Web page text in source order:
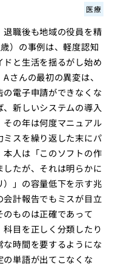
医療
職後も地域の役員を精
）の事例は、軽度認知
と生活を揺るがし始め
さんの最初の異変は、
電子申請ができなくな
新しいシステムの導入
の年は何度マニュアル
スを繰り返した末にパ
人は「このソフトの作
たが、それは明らかに
」の容量低下を示す兆
計報告でもミスが目立
ものは正確であって
目を正しく分類したり
な時間を要するようにな
単語が出てこなくな